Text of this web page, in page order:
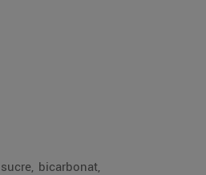
bicarbonat,